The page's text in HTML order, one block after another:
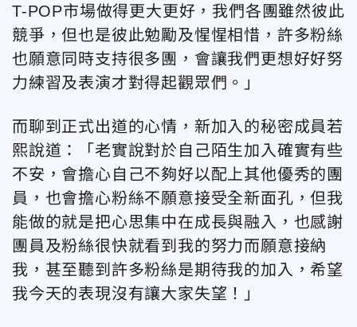
T-POP市場做得更大更好，我們各團雖然彼此
競爭，但也是彼此勉勵及惺惺相惜，許多粉絲
也願意同時支持很多團，會讓我們更想好好努
力練習及表演才對得起觀眾們。」
而聊到正式出道的心情，新加入的秘密成員若
熙說道：「老實說對於自己陌生加入確實有些
不安，會擔心自己不夠好以配上其他優秀的團
員，也會擔心粉絲不願意接受全新面孔，但我
能做的就是把心思集中在成長與融入，也感謝
團員及粉絲很快就看到我的努力而願意接納
我，甚至聽到許多粉絲是期待我的加入，希望
我今天的表現沒有讓大家失望！」